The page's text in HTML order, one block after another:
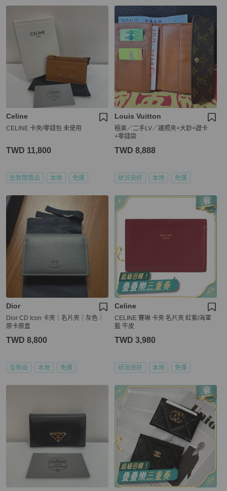
Celine
CELINE 卡夾/零錢包 未使用
TWD 11,800
近新閒置品 本地 免運
Louis Vuitton
極美／二手LV／護照夾+大鈔+證卡
+零錢袋
TWD 8,888
狀況良好 本地 免運
Dior
Dior CD Icon 卡夾｜名片夾｜灰色｜
原卡原盒
TWD 8,800
全新品 本地 免運
Celine
CELINE 賽琳 卡夾 名片夾 紅紫/海軍
藍 牛皮
TWD 3,980
狀況良好 本地 免運